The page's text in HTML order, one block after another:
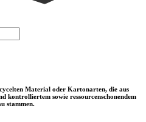
Material oder Kartonarten, die aus
kontrolliertem sowie ressourcenschonendem
stammen.